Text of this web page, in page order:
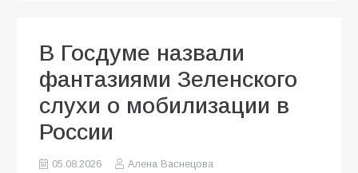
В Госдуме назвали
фантазиями Зеленского
слухи о мобилизации в
России
05.08.2026
Алена Васнецова